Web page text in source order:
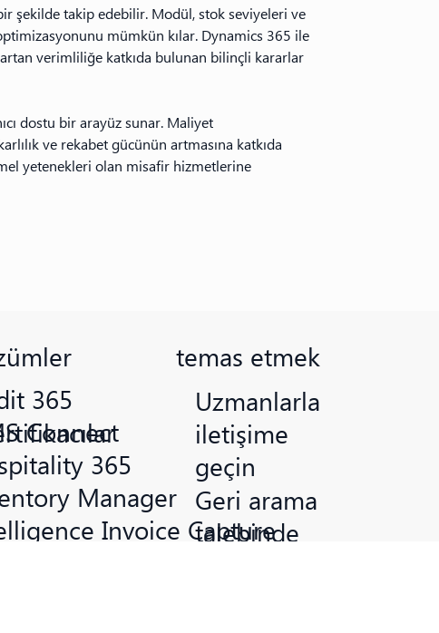
şekilde takip edebilir. Modül, stok seviyeleri ve
mümkün kılar. Dynamics 365 ile
artan verimliliğe katkıda bulunan bilinçli kararlar
dostu bir arayüz sunar. Maliyet
ve rekabet gücünün artmasına katkıda
yetenekleri olan misafir hizmetlerine
365
Connect
365
Manager
Invoice Capture
temas etmek
Uzmanlarla
iletişime
geçin
Geri arama
talebinde